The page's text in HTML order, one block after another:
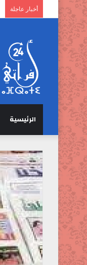
أخبار عاجلة
الرئيسية